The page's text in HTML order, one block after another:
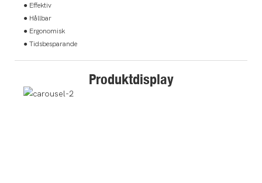
● Effektiv
● Hållbar
● Ergonomisk
● Tidsbesparande
Produktdisplay